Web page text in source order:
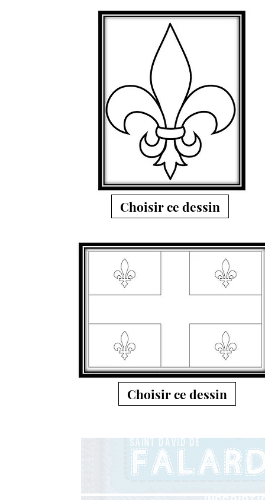
Choisir ce dessin
Choisir ce dessin